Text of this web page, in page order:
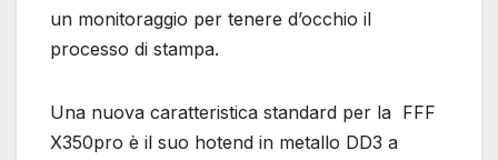
un monitoraggio per tenere d’occhio il
processo di stampa.
Una nuova caratteristica standard per la FFF
X350pro è il suo hotend in metallo DD3 a